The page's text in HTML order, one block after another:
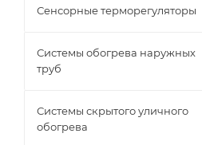
Сенсорные терморегуляторы
Системы обогрева наружных
труб
Системы скрытого уличного
обогрева